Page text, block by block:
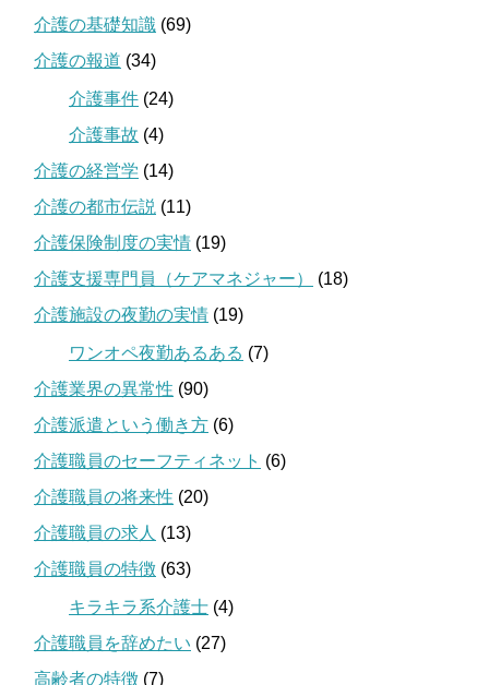
介護の基礎知識 (69)
介護の報道 (34)
介護事件 (24)
介護事故 (4)
介護の経営学 (14)
介護の都市伝説 (11)
介護保険制度の実情 (19)
介護支援専門員（ケアマネジャー）
(18)
介護施設の夜勤の実情 (19)
ワンオペ夜勤あるある (7)
介護業界の異常性 (90)
介護派遣という働き方 (6)
介護職員のセーフティネット (6)
介護職員の将来性 (20)
介護職員の求人 (13)
介護職員の特徴 (63)
キラキラ系介護士 (4)
介護職員を辞めたい (27)
高齢者の特徴 (7)